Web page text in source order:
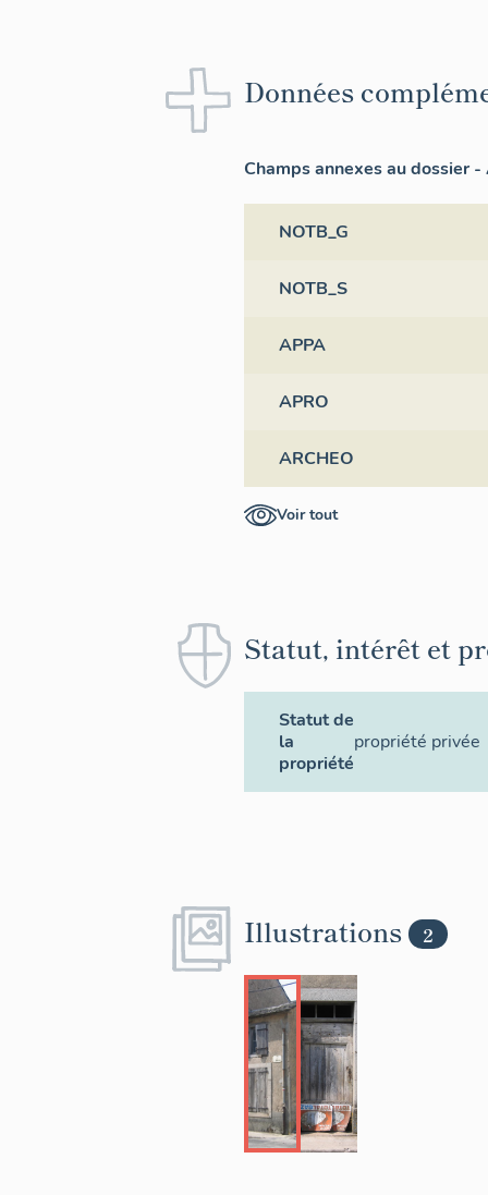
Données
Champs annexes au dossier
NOTB_G
NOTB_S
APPA
APRO
ARCHEO
Voir tout
Statut, intérêt et
Statut de
la
propriété
propriété privée
Illustrations 2